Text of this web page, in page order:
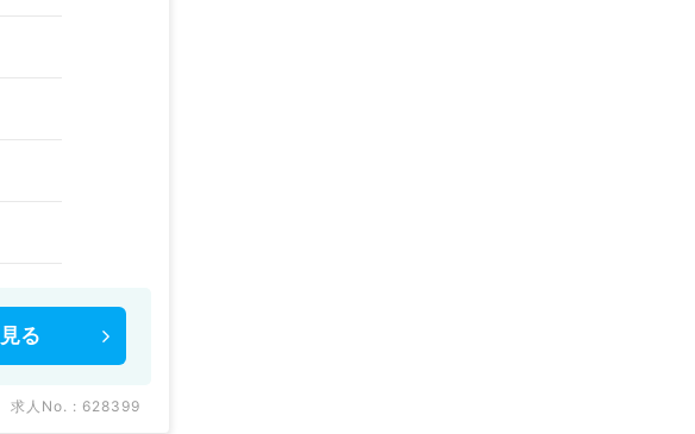
見る
求人No. : 628399